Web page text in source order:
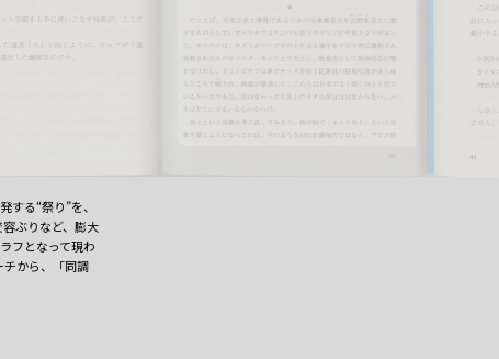
る“祭り”を、
ぶりなど、膨大
フとなって現わ
から、「同調